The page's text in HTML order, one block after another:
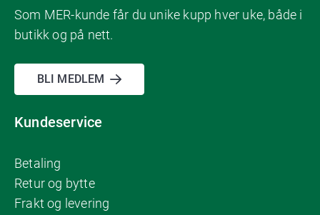
Som MER-kunde får du unike kupp hver uke, både i
butikk og på nett.
BLI MEDLEM
Kundeservice
Betaling
Retur og bytte
Frakt og levering